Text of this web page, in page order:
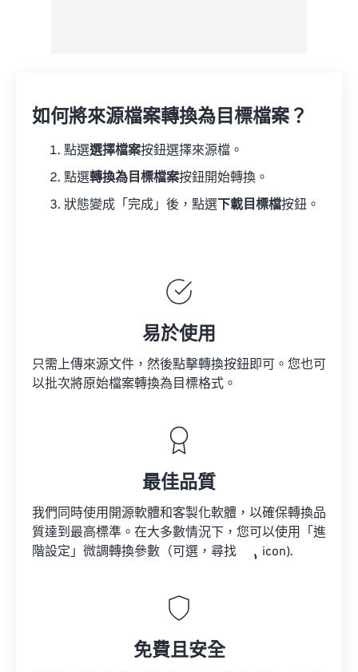
如何將來源檔案轉換為目標檔案？
點選選擇檔案按鈕選擇來源檔。
點選轉換為目標檔案按鈕開始轉換。
狀態變成「完成」後，點選 下載目標檔按鈕。
易於使用
只需上傳來源文件，然後點擊轉換按鈕即可。您也可
以批次將原始檔案轉換為目標格式。
最佳品質
我們同時使用開源軟體和客製化軟體，以確保轉換品
質達到最高標準。在大多數情況下，您可以使用「進
階設定」微調轉換參數（可選，尋找
icon).
免費且安全